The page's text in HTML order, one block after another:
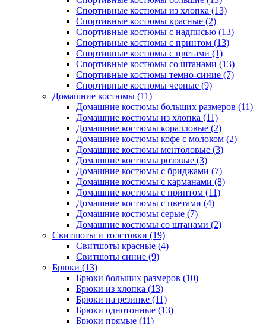
Спортивные костюмы из хлопка (13)
Спортивные костюмы красные (2)
Спортивные костюмы с надписью (13)
Спортивные костюмы с принтом (13)
Спортивные костюмы с цветами (1)
Спортивные костюмы со штанами (13)
Спортивные костюмы темно-синие (7)
Спортивные костюмы черные (9)
Домашние костюмы (11)
Домашние костюмы больших размеров (11)
Домашние костюмы из хлопка (11)
Домашние костюмы коралловые (2)
Домашние костюмы кофе с молоком (2)
Домашние костюмы ментоловые (3)
Домашние костюмы розовые (3)
Домашние костюмы с бриджами (7)
Домашние костюмы с карманами (8)
Домашние костюмы с принтом (11)
Домашние костюмы с цветами (4)
Домашние костюмы серые (7)
Домашние костюмы со штанами (2)
Свитшоты и толстовки (19)
Свитшоты красные (4)
Свитшоты синие (9)
Брюки (13)
Брюки больших размеров (10)
Брюки из хлопка (13)
Брюки на резинке (11)
Брюки однотонные (13)
Брюки прямые (11)